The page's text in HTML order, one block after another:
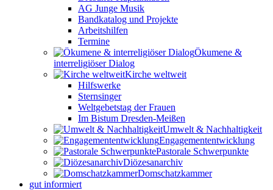
AG Junge Musik
Bandkatalog und Projekte
Arbeitshilfen
Termine
Ökumene &
interreligiöser Dialog
Kirche weltweit
Hilfswerke
Sternsinger
Weltgebetstag der Frauen
Im Bistum Dresden-Meißen
Umwelt & Nachhaltigkeit
Engagemententwicklung
Pastorale Schwerpunkte
Diözesanarchiv
Domschatzkammer
gut informiert